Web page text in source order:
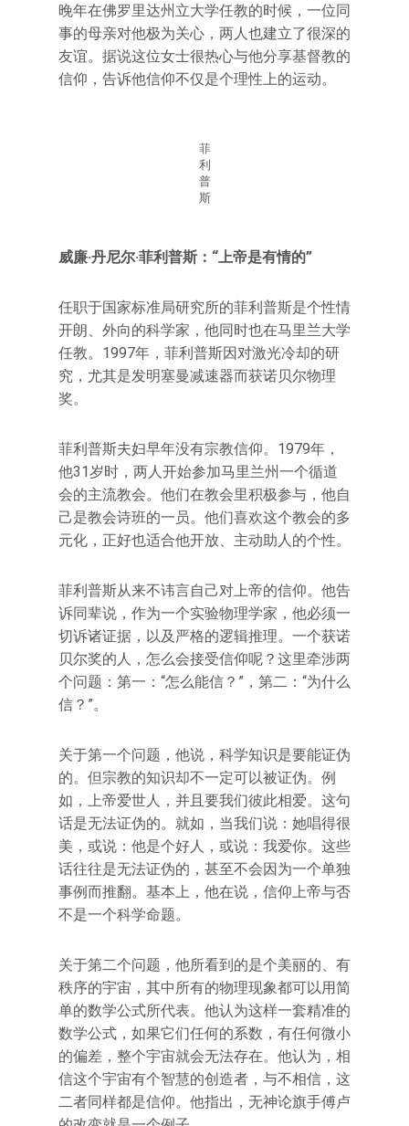
晚年在佛罗里达州立大学任教的时候，一位同
事的母亲对他极为关心，两人也建立了很深的
友谊。据说这位女士很热心与他分享基督教的
信仰，告诉他信仰不仅是个理性上的运动。
菲
利
普
斯
威廉·丹尼尔·菲利普斯：“上帝是有情的”
任职于国家标准局研究所的菲利普斯是个性情
开朗、外向的科学家，他同时也在马里兰大学
任教。1997年，菲利普斯因对激光冷却的研
究，尤其是发明塞曼减速器而获诺贝尔物理
奖。
菲利普斯夫妇早年没有宗教信仰。1979年，
他31岁时，两人开始参加马里兰州一个循道
会的主流教会。他们在教会里积极参与，他自
己是教会诗班的一员。他们喜欢这个教会的多
元化，正好也适合他开放、主动助人的个性。
菲利普斯从来不讳言自己对上帝的信仰。他告
诉同辈说，作为一个实验物理学家，他必须一
切诉诸证据，以及严格的逻辑推理。一个获诺
贝尔奖的人，怎么会接受信仰呢？这里牵涉两
个问题：第一：“怎么能信？”，第二：“为什么
信？”。
关于第一个问题，他说，科学知识是要能证伪
的。但宗教的知识却不一定可以被证伪。例
如，上帝爱世人，并且要我们彼此相爱。这句
话是无法证伪的。就如，当我们说：她唱得很
美，或说：他是个好人，或说：我爱你。这些
话往往是无法证伪的，甚至不会因为一个单独
事例而推翻。基本上，他在说，信仰上帝与否
不是一个科学命题。
关于第二个问题，他所看到的是个美丽的、有
秩序的宇宙，其中所有的物理现象都可以用简
单的数学公式所代表。他认为这样一套精准的
数学公式，如果它们任何的系数，有任何微小
的偏差，整个宇宙就会无法存在。他认为，相
信这个宇宙有个智慧的创造者，与不相信，这
二者同样都是信仰。他指出，无神论旗手傅卢